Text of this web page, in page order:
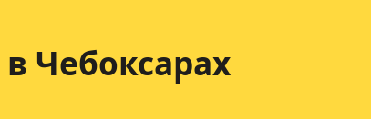
в Чебоксарах